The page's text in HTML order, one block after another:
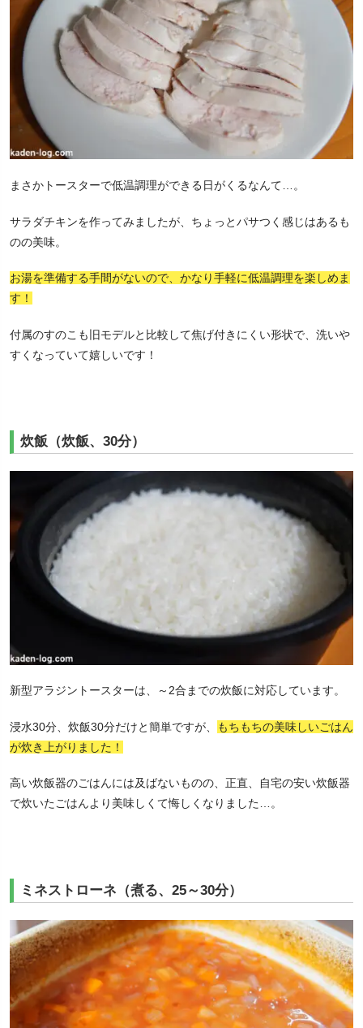
まさかトースターで低温調理ができる日がくるなんて…。
サラダチキンを作ってみましたが、ちょっとパサつく感じはあるも
のの美味。
お湯を準備する手間がないので、かなり手軽に低温調理を楽しめま
す！
付属のすのこも旧モデルと比較して焦げ付きにくい形状で、洗いや
すくなっていて嬉しいです！
炊飯（炊飯、30分）
新型アラジントースターは、～2合までの炊飯に対応しています。
浸水30分、炊飯30分だけと簡単ですが、
もちもちの美味しいごはん
が炊き上がりました！
高い炊飯器のごはんには及ばないものの、正直、自宅の安い炊飯器
で炊いたごはんより美味しくて悔しくなりました…。
ミネストローネ（煮る、25～30分）